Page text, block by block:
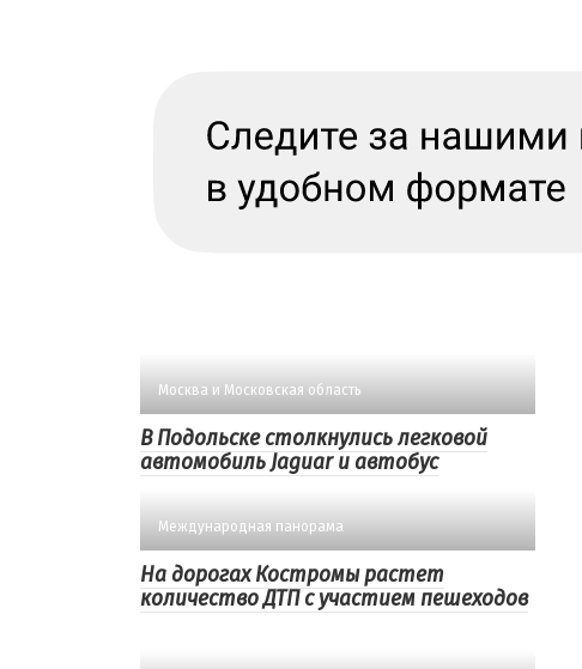
Москва и Московская область
В Подольске столкнулись легковой
автомобиль Jaguar и автобус
Международная панорама
На дорогах Костромы растет
количество ДТП с участием пешеходов